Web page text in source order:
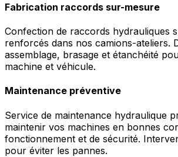
Fabrication raccords sur-mesure
Confection de raccords hydrauliques
renforcés dans nos camions-ateliers.
assemblage, brasage et étanchéité
machine et véhicule.
Maintenance préventive
Service de maintenance hydraulique
maintenir vos machines en bonnes
fonctionnement et de sécurité.
pour éviter les pannes.